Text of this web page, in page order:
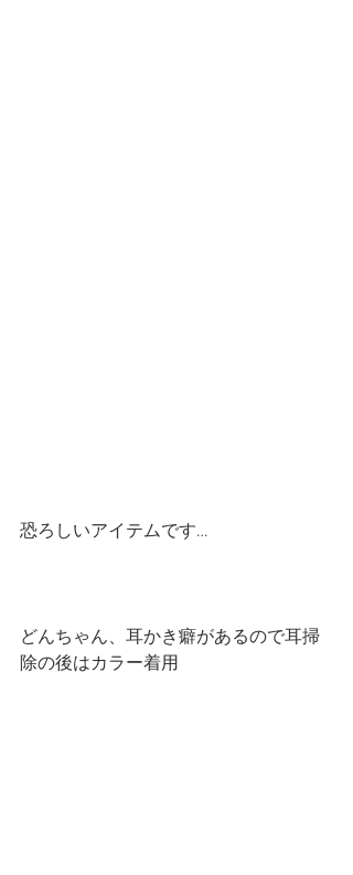
恐ろしいアイテムです…
どんちゃん、耳かき癖があるので耳掃
除の後はカラー着用